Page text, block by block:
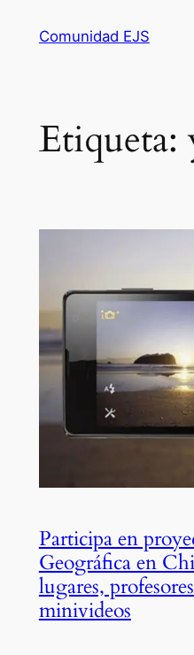
Comunidad EJS
Etiqueta:
Participa en
Geográfica en
lugares,
minivideos